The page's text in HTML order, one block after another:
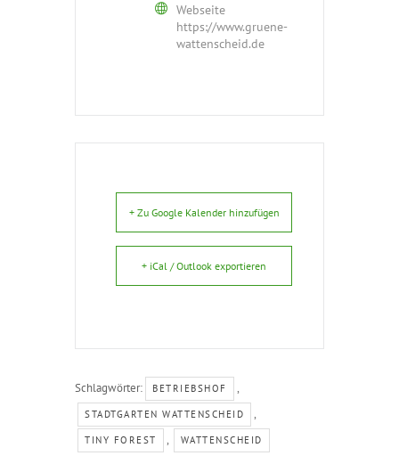
Webseite
https://www.gruene-
wattenscheid.de
+ Zu Google Kalender hinzufügen
+ iCal / Outlook exportieren
Schlagwörter: BETRIEBSHOF ,
STADTGARTEN WATTENSCHEID ,
TINY FOREST , WATTENSCHEID